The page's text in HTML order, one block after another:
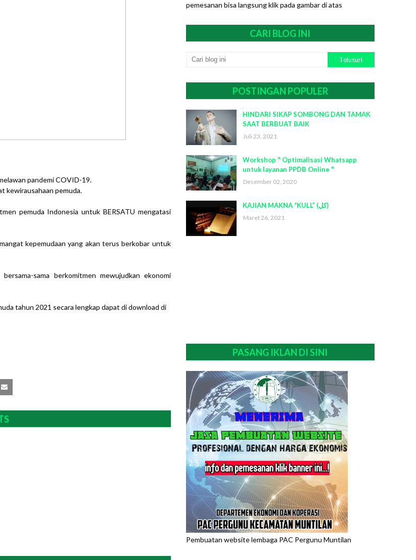
pandemi COVID-19.
kewirausahaan pemuda.
pemuda Indonesia untuk BERSATU mengatasi
kepemudaan yang akan terus berkobar untuk
sama berkomitmen mewujudkan ekonomi
tahun 2021 secara lengkap dapat di download di
pemesanan bisa langsung klik pada gambar di atas
CARI BLOG INI
POSTINGAN POPULER
HINDARI SIKAP SOMBONG DAN TAMAK
SAAT BERBUAT BAIK
Juli 23, 2021
Workshop " Optimalisasi Whatsapp
untuk layanan PPDB Online "
Desember 02, 2020
KAJIAN MAKNA “KULL” (كل)
Maret 26, 2021
PASANG IKLAN DI SINI
Pembuatan website lembaga PAC Pergunu Muntilan